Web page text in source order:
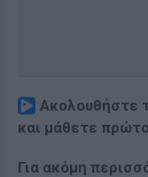
Ακολουθήστε
και μάθετε
Για ακόμη